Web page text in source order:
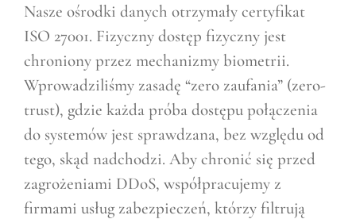
Nasze ośrodki danych otrzymały certyfikat
ISO 27001. Fizyczny dostęp fizyczny jest
chroniony przez mechanizmy biometrii.
Wprowadziliśmy zasadę “zero zaufania” (zero-
trust), gdzie każda próba dostępu połączenia
do systemów jest sprawdzana, bez względu od
tego, skąd nadchodzi. Aby chronić się przed
zagrożeniami DDoS, współpracujemy z
firmami usług zabezpieczeń, którzy filtrują